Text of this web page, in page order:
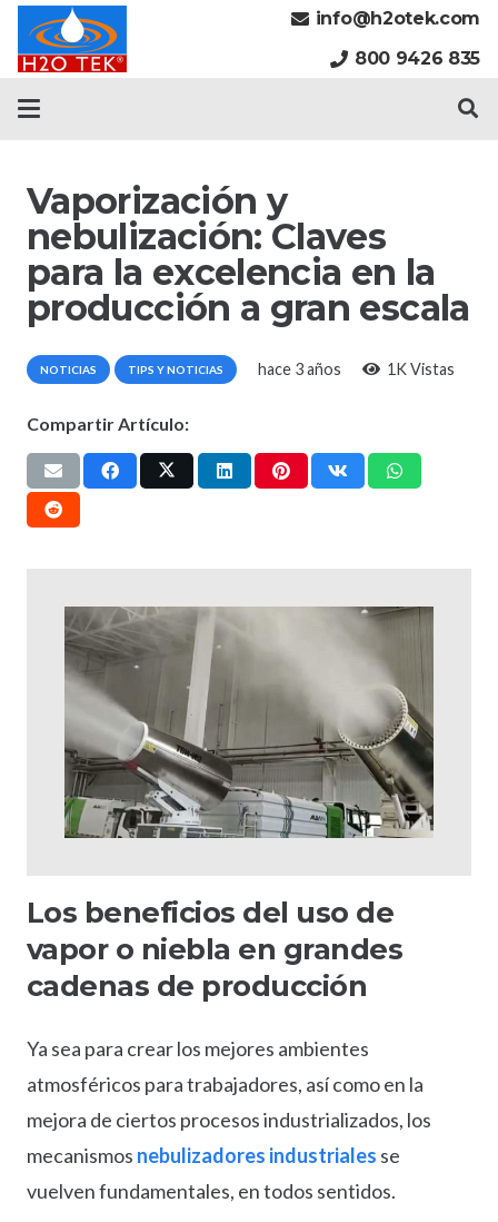
info@h2otek.com
800 9426 835
Vaporización y
nebulización: Claves
para la excelencia en la
producción a gran escala
NOTICIAS TIPS Y NOTICIAS hace 3 años 1KVistas
Compartir Artículo:
Los beneficios del uso de
vapor o niebla en grandes
cadenas de producción
Ya sea para crear los mejores ambientes
atmosféricos para trabajadores, así como en la
mejora de ciertos procesos industrializados, los
mecanismos nebulizadores industriales se
vuelven fundamentales, en todos sentidos.